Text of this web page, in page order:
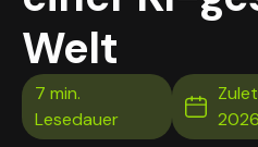
Welt
2026